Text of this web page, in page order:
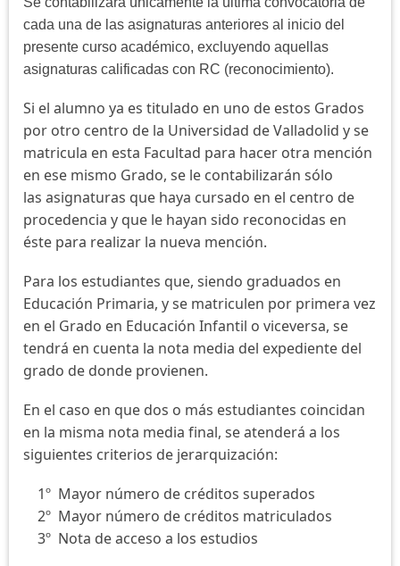
cada una de las asignaturas anteriores al inicio del
presente curso académico, excluyendo aquellas
asignaturas calificadas con RC (reconocimiento).
Si el alumno ya es titulado en uno de estos Grados
por otro centro de la Universidad de Valladolid y se
matricula en esta Facultad para hacer otra mención
en ese mismo Grado, se le contabilizarán sólo
las asignaturas que haya cursado en el centro de
procedencia y que le hayan sido reconocidas en
éste para realizar la nueva mención.
Para los estudiantes que, siendo graduados en
Educación Primaria, y se matriculen por primera vez
en el Grado en Educación Infantil o viceversa, se
tendrá en cuenta la nota media del expediente del
grado de donde provienen.
En el caso en que dos o más estudiantes coincidan
en la misma nota media final, se atenderá a los
siguientes criterios de jerarquización:
1º Mayor número de créditos superados
2º Mayor número de créditos matriculados
3º Nota de acceso a los estudios